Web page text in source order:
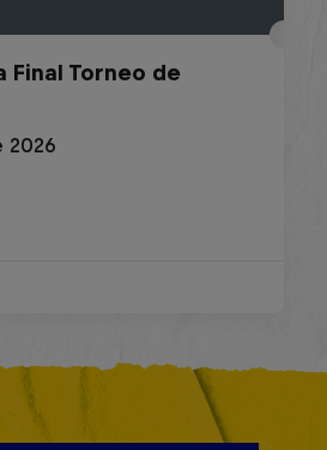
Final Torneo de
2026